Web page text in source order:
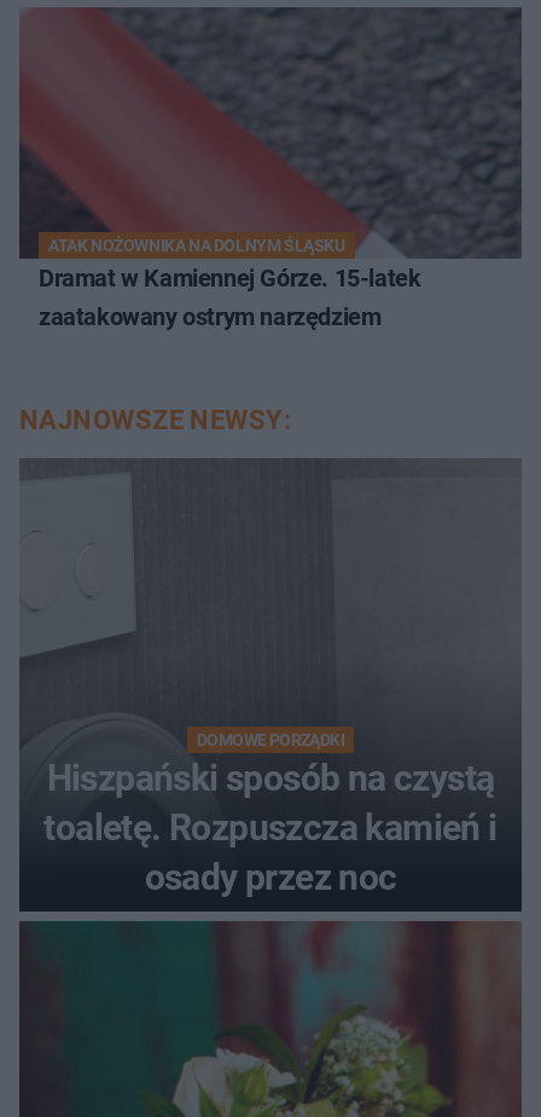
ATAK NOŻOWNIKA NA DOLNYM ŚLĄSKU
Dramat w Kamiennej Górze. 15-latek
zaatakowany ostrym narzędziem
NAJNOWSZE NEWSY:
DOMOWE PORZĄDKI
Hiszpański sposób na czystą
toaletę. Rozpuszcza kamień i
osady przez noc